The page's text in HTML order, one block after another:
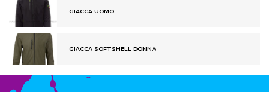
GIACCA UOMO
GIACCA SOFTSHELL DONNA